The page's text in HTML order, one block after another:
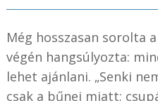
Még hosszasan sorolta
végén hangsúlyozta:
lehet ajánlani. „Senki
csak a bűnei miatt;